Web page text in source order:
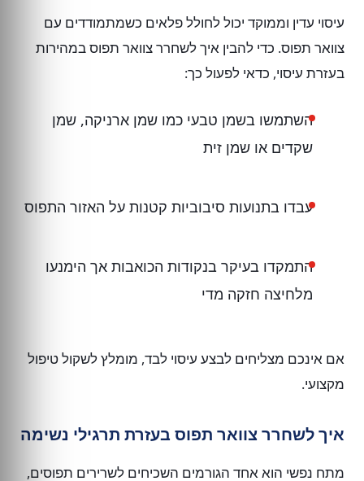
עיסוי עדין וממוקד יכול לחולל פלאים כשמתמודדים עם
צוואר תפוס. כדי להבין איך לשחרר צוואר תפוס במהירות
בעזרת עיסוי, כדאי לפעול כך:
השתמשו בשמן טבעי כמו שמן ארניקה, שמן
שקדים או שמן זית
עבדו בתנועות סיבוביות קטנות על האזור התפוס
התמקדו בעיקר בנקודות הכואבות אך הימנעו
מלחיצה חזקה מדי
אם אינכם מצליחים לבצע עיסוי לבד, מומלץ לשקול טיפול
מקצועי.
איך לשחרר צוואר תפוס בעזרת תרגילי נשימה
מתח נפשי הוא אחד הגורמים השכיחים לשרירים תפוסים,